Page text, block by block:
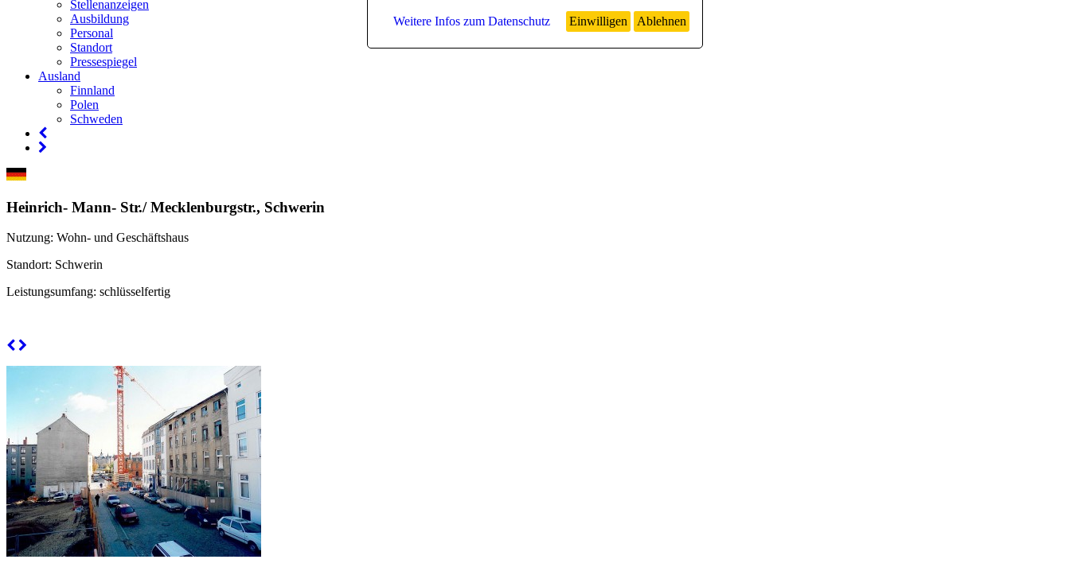
Weitere Infos zum Datenschutz Einwilligen Ablehnen
Stellenanzeigen
Ausbildung
Personal
Standort
Pressespiegel
Ausland
Finnland
Polen
Schweden
Heinrich- Mann- Str./ Mecklenburgstr., Schwerin
Nutzung: Wohn- und Geschäftshaus
Standort: Schwerin
Leistungsumfang: schlüsselfertig